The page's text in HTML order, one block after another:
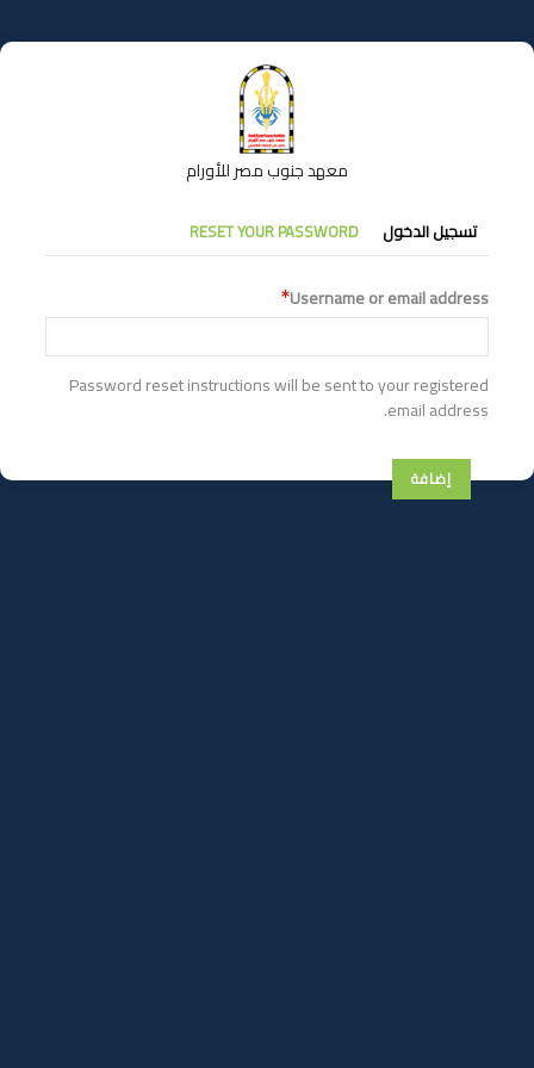
إلى
المحتوى
معهد جنوب مصر للأورام
التبويبات
الأساسية
تسجيل الدخول RESET YOUR PASSWORD
Username or email address
Password reset instructions will be sent to your registered
email address.